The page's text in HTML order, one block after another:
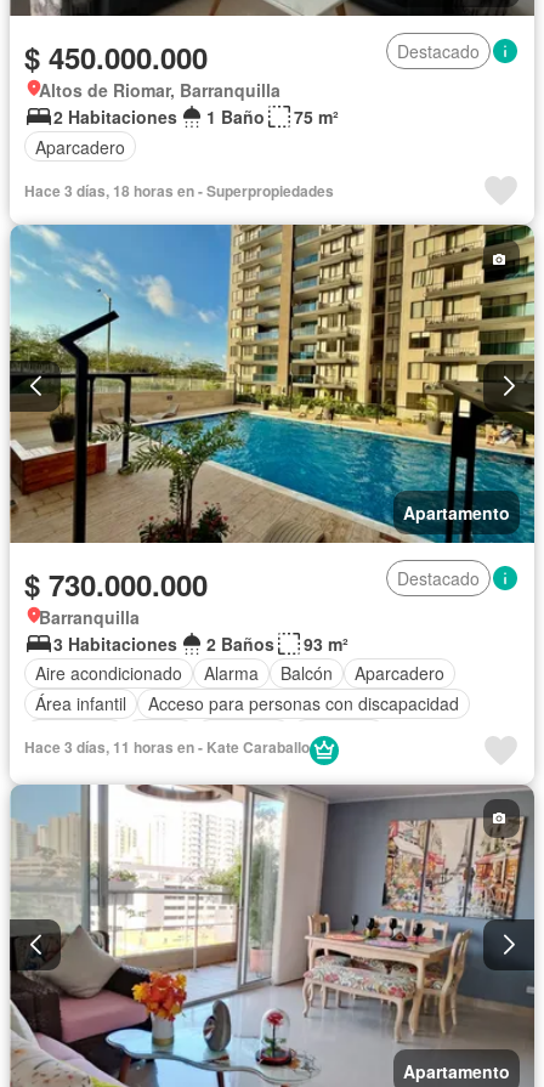
$ 450.000.000
Destacado
Altos de Riomar, Barranquilla
2 Habitaciones
1 Baño
75 m²
Aparcadero
Hace 3 días, 18 horas en - Superpropiedades
Apartamento
$ 730.000.000
Destacado
Barranquilla
3 Habitaciones
2 Baños
93 m²
Aire acondicionado
Alarma Balcón
Aparcadero
Área infantil
Acceso para personas con discapacidad
Gimnasio
Jacuzzi
Ascensor
Vista panorámica
Sauna
Seguridad privada
Cuarto de servicio
Piscina
Cancha de tenis
Agua Patio
Hace 3 días, 11 horas en - Kate Caraballo
Apartamento